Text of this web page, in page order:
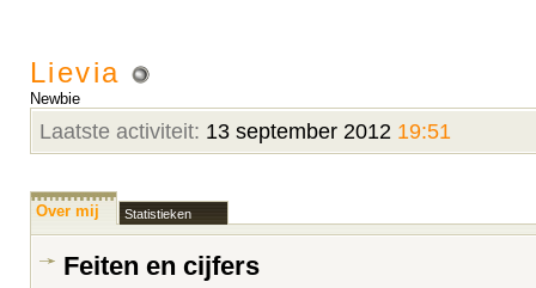
Lievia
Newbie
Laatste activiteit: 13 september 2012 19:51
Over mij Statistieken
Feiten en cijfers